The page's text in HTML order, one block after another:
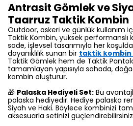
Antrasit Gömlek ve
Taarruz Taktik Kombin
Outdoor, askeri ve günlük kullanım
Taktik Kombin, yüksek performanslı
sade, işlevsel tasarımıyla her
dayanıklılık sunan bir taktik kombin
Taktik Gömlek hem de Taktik
tamamlayan yapısıyla sahada,
kombin oluşturur.
🎁 Palaska Hediyeli Set: Bu
palaska hediyedir. Hediye palaska
Siyah ve Haki. Böylece kombinizi
aksesuarla setinizi